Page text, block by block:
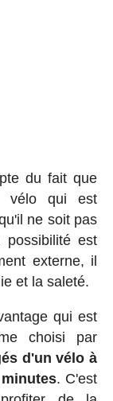
du fait que
vélo qui est
ne soit pas
est
externe, il
et la saleté.
qui est
choisi par
d'un vélo à
. C'est